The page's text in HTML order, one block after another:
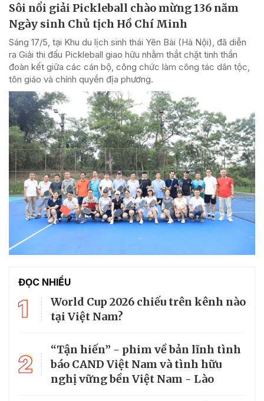
Sôi nổi giải Pickleball chào mừng 136 năm
Ngày sinh Chủ tịch Hồ Chí Minh
Sáng 17/5, tại Khu du lịch sinh thái Yên Bài (Hà Nội), đã diễn
ra Giải thi đấu Pickleball giao hữu nhằm thắt chặt tinh thần
đoàn kết giữa các cán bộ, công chức làm công tác dân tộc,
tôn giáo và chính quyền địa phương.
ĐỌC NHIỀU
1
World Cup 2026 chiếu trên kênh nào
tại Việt Nam?
2
“Tận hiến” - phim về bản lĩnh tình
báo CAND Việt Nam và tình hữu
nghị vững bền Việt Nam - Lào